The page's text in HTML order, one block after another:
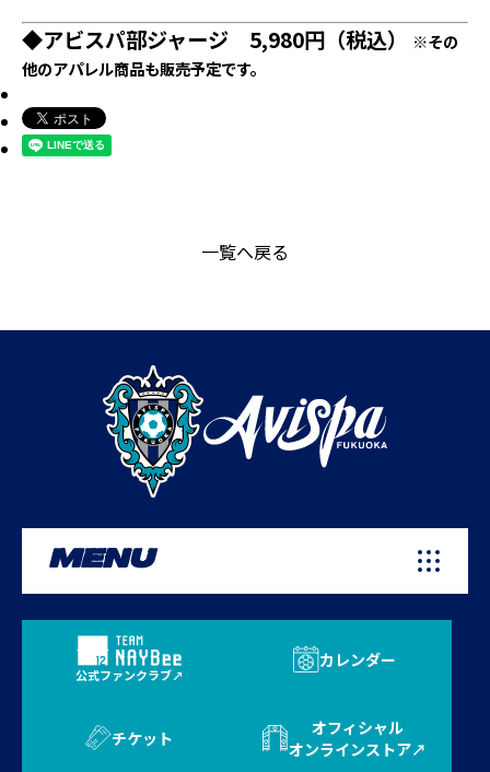
◆アビスパ部ジャージ 5,980円（税込）
※その
他のアパレル商品も販売予定です。
一覧へ戻る
MENU
公式ファンクラブ
カレンダー
チケット
オフィシャル
オンラインストア